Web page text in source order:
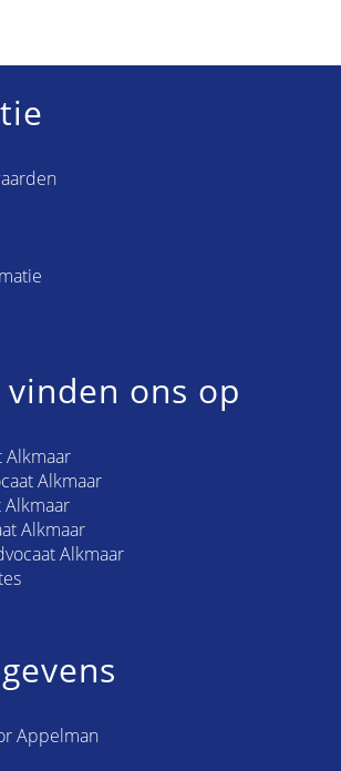
vinden ons op
Alkmaar
Alkmaar
Alkmaar
Alkmaar
Alkmaar
Appelman